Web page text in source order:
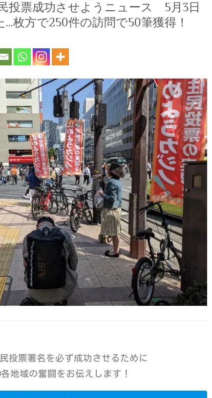
投票成功させようニュース 5月3日
枚方で250件の訪問で50筆獲得！
投票署名を必ず成功させるために
各地域の奮闘をお伝えします！